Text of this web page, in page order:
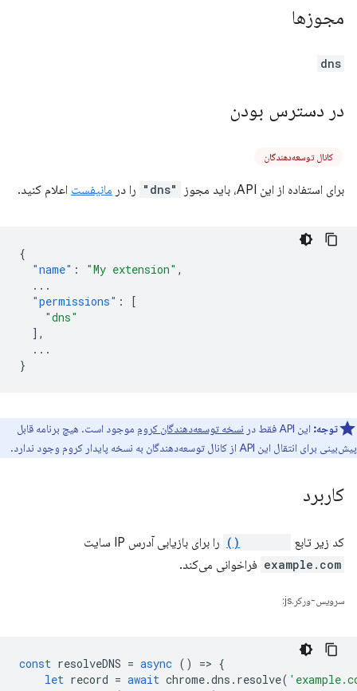
مجوزها
dns
در دسترس بودن
کانال توسعه‌دهندگان
برای استفاده از این API، باید مجوز "dns" را در مانیفست اعلام کنید.
{
"name" : "My extension" ,
...
"permissions" :
[
"dns"
],
...
}
توجه: این API فقط در نسخه توسعه‌دهندگان کروم موجود است. هیچ برنامه قابل
پیش‌بینی برای انتقال این API از کانال توسعه‌دهندگان به نسخه پایدار کروم وجود ندارد.
کاربرد
کد زیر تابع را برای بازیابی آدرس IP سایت
example.com فراخوانی می‌کند.
سرویس-ورکر.js:
const resolveDNS = async () => {
let record = await chrome.dns . resolve(